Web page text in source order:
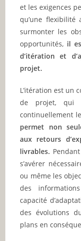
et les exigences
qu’une flexibilité
surmonter les
opportunités, il
d’itération et
projet.
L’itération est un
de projet, qui
continuellement
permet non
aux retours
livrables.
s’avérer
ou même les
des
capacité
des évolutions
plans en